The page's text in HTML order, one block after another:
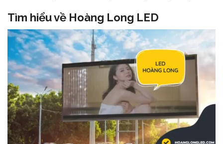
Tìm hiểu về Hoàng Long LED